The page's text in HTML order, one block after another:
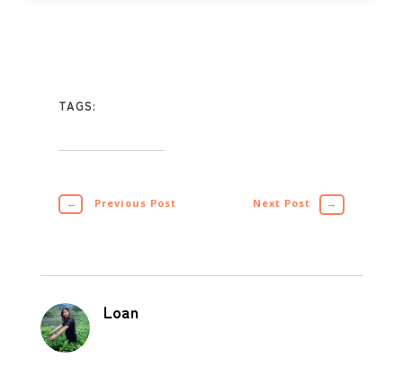
TAGS:
← Previous Post Next Post →
Loan